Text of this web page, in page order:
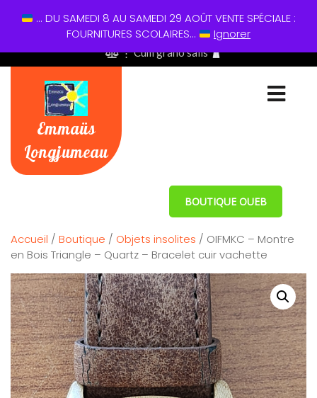
01 60 49 13 60
⋮ Cum grano salis
Emmaüs
Longjumeau
BOUTIQUE OUEB
Accueil / Boutique / Objets insolites / OIFMKC – Montre
en Bois Triangle – Quartz – Bracelet cuir vachette
... DU SAMEDI 8 AU SAMEDI 29 AOÛT VENTE SPÉCIALE :
FOURNITURES SCOLAIRES...
Ignorer